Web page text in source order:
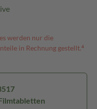
werden nur die
in Rechnung gestellt.⁴